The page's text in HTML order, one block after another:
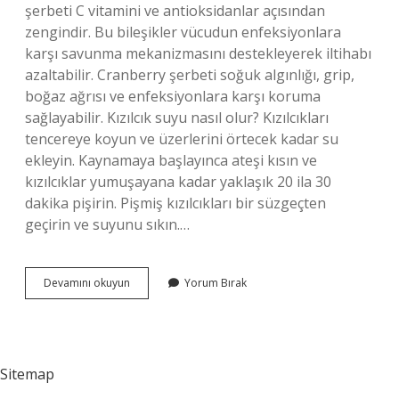
şerbeti C vitamini ve antioksidanlar açısından
zengindir. Bu bileşikler vücudun enfeksiyonlara
karşı savunma mekanizmasını destekleyerek iltihabı
azaltabilir. Cranberry şerbeti soğuk algınlığı, grip,
boğaz ağrısı ve enfeksiyonlara karşı koruma
sağlayabilir. Kızılcık suyu nasıl olur? Kızılcıkları
tencereye koyun ve üzerlerini örtecek kadar su
ekleyin. Kaynamaya başlayınca ateşi kısın ve
kızılcıklar yumuşayana kadar yaklaşık 20 ila 30
dakika pişirin. Pişmiş kızılcıkları bir süzgeçten
geçirin ve suyunu sıkın.…
Devamını okuyun
Şerbeti
Yorum Bırak
Sitemap